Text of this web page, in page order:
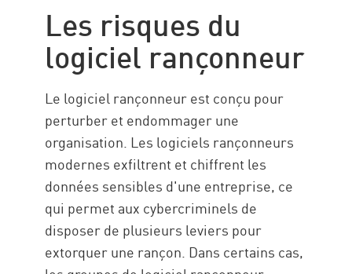
rançonneur
Comment Check Point peut vous
aider
Les risques du
logiciel rançonneur
Le logiciel rançonneur est conçu pour
perturber et endommager une
organisation. Les logiciels rançonneurs
modernes exfiltrent et chiffrent les
données sensibles d'une entreprise, ce
qui permet aux cybercriminels de
disposer de plusieurs leviers pour
extorquer une rançon. Dans certains cas,